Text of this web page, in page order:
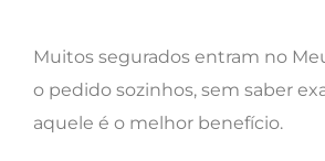
Muitos segurados entram no
o pedido sozinhos, sem saber
aquele é o melhor benefício.